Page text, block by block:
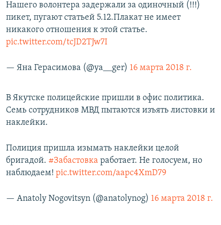
Нашего волонтера задержали за одиночный (!!!)
пикет, пугают статьей 5.12.Плакат не имеет
никакого отношения к этой статье.
pic.twitter.com/tcJD2TJw7I
— Яна Герасимова (@ya__ger) 16 марта 2018 г.
В Якутске полицейские пришли в офис политика.
Семь сотрудников МВД пытаются изъять листовки и
наклейки.
Полиция пришла изымать наклейки целой
бригадой. #Забастовка работает. Не голосуем, но
наблюдаем! pic.twitter.com/aapc4XmD79
— Anatoly Nogovitsyn (@anatolynog) 16 марта 2018 г.